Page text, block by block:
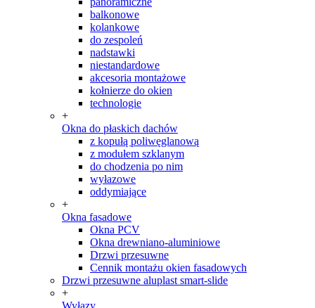
balkonowe
kolankowe
do zespoleń
nadstawki
niestandardowe
akcesoria montażowe
kołnierze do okien
technologie
+
Okna do płaskich dachów
z kopułą poliwęglanową
z modułem szklanym
do chodzenia po nim
wyłazowe
oddymiające
+
Okna fasadowe
Okna PCV
Okna drewniano-aluminiowe
Drzwi przesuwne
Cennik montażu okien fasadowych
Drzwi przesuwne aluplast smart-slide
+
Wyłazy